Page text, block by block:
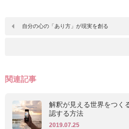
自分の心の「あり方」が現実を創る
関連記事
解釈が見える世界をつ
認する方法
2019.07.25